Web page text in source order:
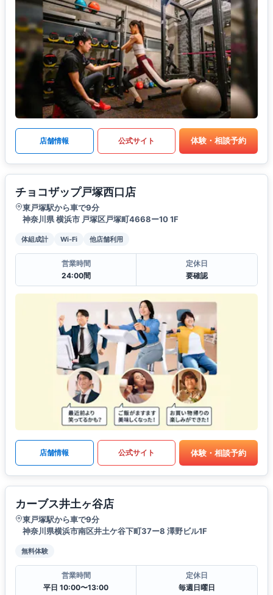
店舗情報 公式サイト 体験・相談予約
チョコザップ戸塚西口店
東戸塚駅から車で9分
神奈川県 横浜市 戸塚区戸塚町4668ー10 1F
体組成計 Wi-Fi 他店舗利用
営業時間
24:00間
定休日
要確認
店舗情報 公式サイト 体験・相談予約
カーブス井土ヶ谷店
東戸塚駅から車で9分
神奈川県横浜市南区井土ケ谷下町37ー8 澤野ビル1F
無料体験
営業時間
平日 10:00〜13:00
定休日
毎週日曜日